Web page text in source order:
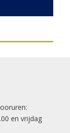
en vrijdag